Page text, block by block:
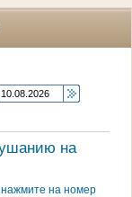
на
на номер